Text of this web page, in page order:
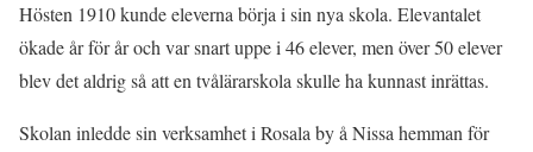
Hösten 1910 kunde eleverna börja i sin nya skola. Elevantalet
ökade år för år och var snart uppe i 46 elever, men över 50 elever
blev det aldrig så att en tvålärarskola skulle ha kunnast inrättas.
Skolan inledde sin verksamhet i Rosala by å Nissa hemman för